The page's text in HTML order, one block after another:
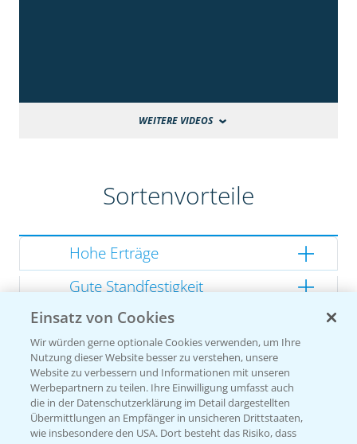
WEITERE VIDEOS
Sortenvorteile
Hohe Erträge
Gute Standfestigkeit
Gutes Dry Down
Gesunde Kolben
Sorteneinstufung nach
Einsatz von Cookies
Wir würden gerne optionale Cookies verwenden, um Ihre
Nutzung dieser Website besser zu verstehen, unsere
Website zu verbessern und Informationen mit unseren
Werbepartnern zu teilen. Ihre Einwilligung umfasst auch
die in der Datenschutzerklärung im Detail dargestellten
Übermittlungen an Empfänger in unsicheren Drittstaaten,
wie insbesondere den USA. Dort besteht das Risiko, dass